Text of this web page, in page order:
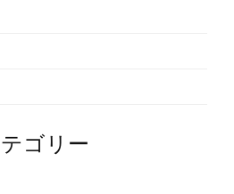
ゴリー